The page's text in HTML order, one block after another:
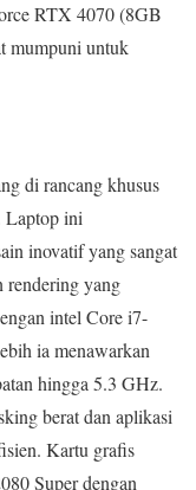
RTX 4070 (8GB
mumpuni untuk
di rancang khusus
Laptop ini
inovatif yang sangat
rendering yang
intel Core i7-
ia menawarkan
hingga 5.3 GHz.
berat dan aplikasi
Kartu grafis
Super dengan